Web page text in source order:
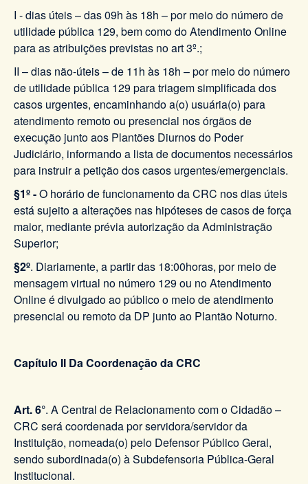
I - dias úteis – das 09h às 18h – por meio do número de
utilidade pública 129, bem como do Atendimento Online
para as atribuições previstas no art 3º.;
II – dias não-úteis – de 11h às 18h – por meio do número
de utilidade pública 129 para triagem simplificada dos
casos urgentes, encaminhando a(o) usuária(o) para
atendimento remoto ou presencial nos órgãos de
execução junto aos Plantões Diurnos do Poder
Judiciário, informando a lista de documentos necessários
para instruir a petição dos casos urgentes/emergenciais.
§1º -O horário de funcionamento da CRC nos dias úteis
está sujeito a alterações nas hipóteses de casos de força
maior, mediante prévia autorização da Administração
Superior;
§2º. Diariamente, a partir das 18:00horas, por meio de
mensagem virtual no número 129 ou no Atendimento
Online é divulgado ao público o meio de atendimento
presencial ou remoto da DP junto ao Plantão Noturno.
Capítulo II Da Coordenação da CRC
Art. 6°. A Central de Relacionamento com o Cidadão –
CRC será coordenada por servidora/servidor da
Instituição, nomeada(o) pelo Defensor Público Geral,
sendo subordinada(o) à Subdefensoria Pública-Geral
Institucional.